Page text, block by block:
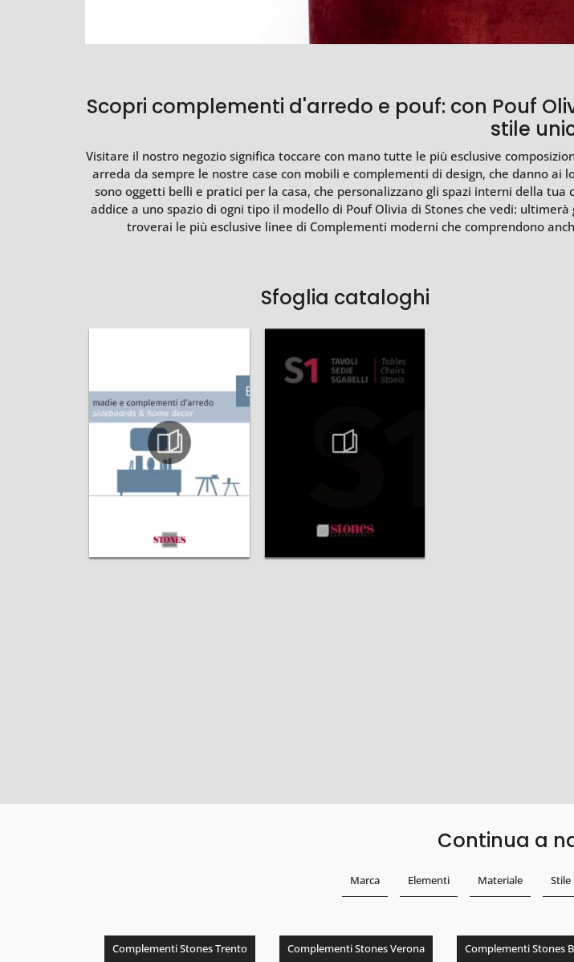
Scopri complementi d'arredo e pouf: con Pouf
stile
Visitare il nostro negozio significa toccare con mano tutte le più esclusive
arreda da sempre le nostre case con mobili e complementi di design, che danno
sono oggetti belli e pratici per la casa, che personalizzano gli spazi interni della
addice a uno spazio di ogni tipo il modello di Pouf Olivia di Stones che vedi:
troverai le più esclusive linee di Complementi moderni che comprendono
Sfoglia cataloghi
Continua a
Marca Elementi Materiale Stile
Complementi Stones Trento Complementi Stones Verona Complementi Stones